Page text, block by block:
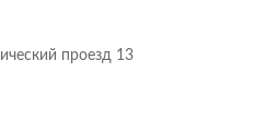
проезд 13